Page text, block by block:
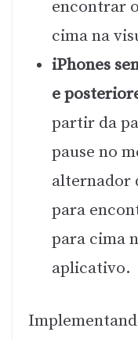
encontrar
cima na
iPhones
e
partir da
pause no
alternador
para
para cima
aplicativo.